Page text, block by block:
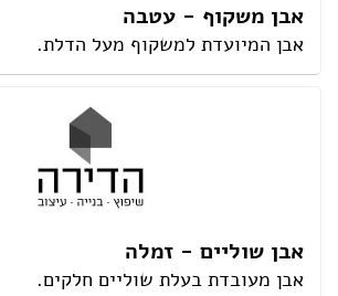
אבן משקוף - עטבה
אבן המיועדת למשקוף מעל הדלת.
אבן שוליים - זמלה
אבן מעובדת בעלת שוליים חלקים.